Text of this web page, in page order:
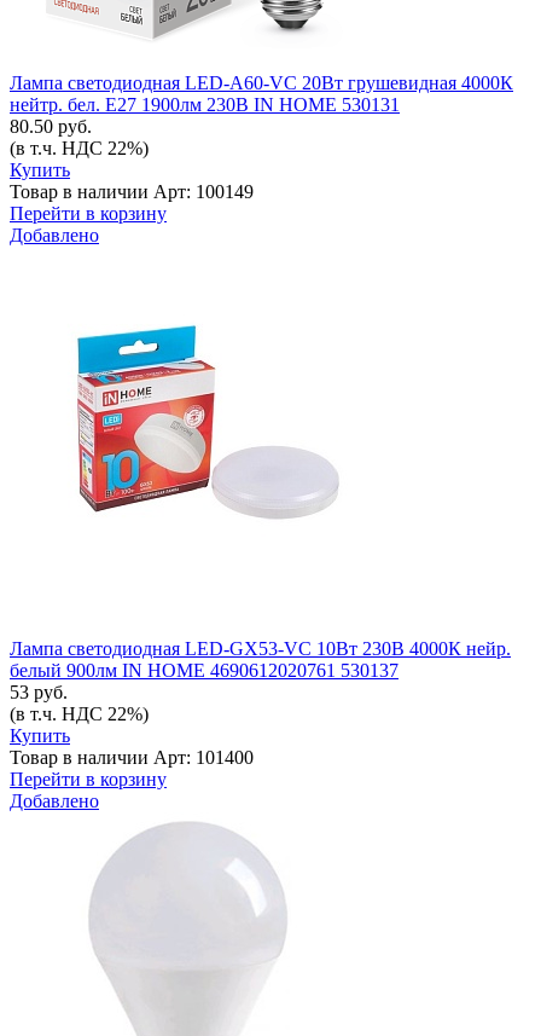
Лампа светодиодная LED-A60-VC 20Вт грушевидная 4000К
нейтр. бел. E27 1900лм 230В IN HOME 530131
80.50 руб.
(в т.ч. НДС 22%)
Купить
Товар в наличии Арт: 100149
Перейти в корзину
Добавлено
Лампа светодиодная LED-GX53-VC 10Вт 230В 4000К нейр.
белый 900лм IN HOME 4690612020761 530137
53 руб.
(в т.ч. НДС 22%)
Купить
Товар в наличии Арт: 101400
Перейти в корзину
Добавлено